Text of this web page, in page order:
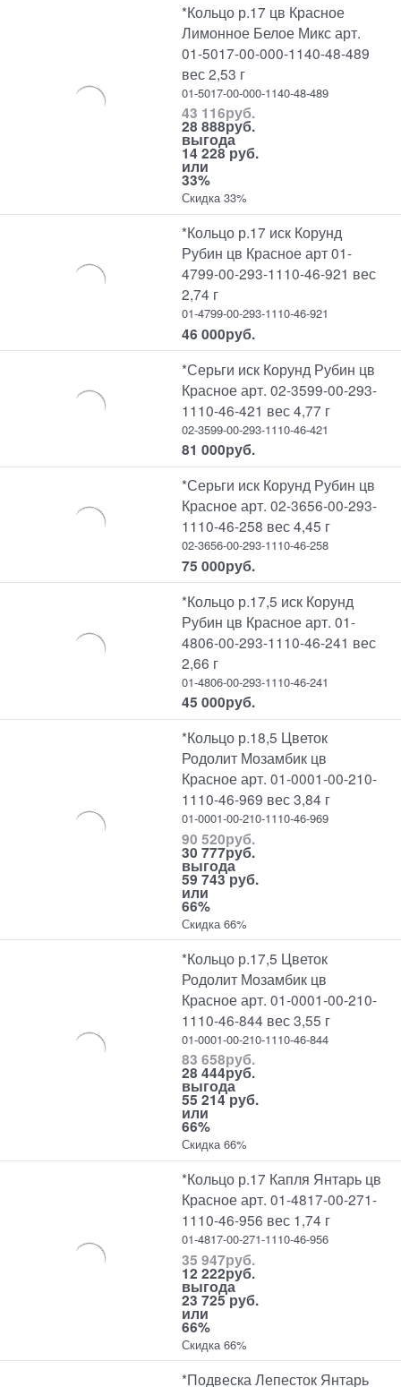
*Кольцо р.17 цв Красное
Лимонное Белое Микс арт.
01-5017-00-000-1140-48-489
вес 2,53 г
01-5017-00-000-1140-48-489
43 116руб.
28 888руб.
выгода
14 228 руб.
или
33%
Скидка 33%
*Кольцо р.17 иск Корунд
Рубин цв Красное арт 01-
4799-00-293-1110-46-921 вес
2,74 г
01-4799-00-293-1110-46-921
46 000руб.
*Серьги иск Корунд Рубин цв
Красное арт. 02-3599-00-293-
1110-46-421 вес 4,77 г
02-3599-00-293-1110-46-421
81 000руб.
*Серьги иск Корунд Рубин цв
Красное арт. 02-3656-00-293-
1110-46-258 вес 4,45 г
02-3656-00-293-1110-46-258
75 000руб.
*Кольцо р.17,5 иск Корунд
Рубин цв Красное арт. 01-
4806-00-293-1110-46-241 вес
2,66 г
01-4806-00-293-1110-46-241
45 000руб.
*Кольцо р.18,5 Цветок
Родолит Мозамбик цв
Красное арт. 01-0001-00-210-
1110-46-969 вес 3,84 г
01-0001-00-210-1110-46-969
90 520руб.
30 777руб.
выгода
59 743 руб.
или
66%
Скидка 66%
*Кольцо р.17,5 Цветок
Родолит Мозамбик цв
Красное арт. 01-0001-00-210-
1110-46-844 вес 3,55 г
01-0001-00-210-1110-46-844
83 658руб.
28 444руб.
выгода
55 214 руб.
или
66%
Скидка 66%
*Кольцо р.17 Капля Янтарь цв
Красное арт. 01-4817-00-271-
1110-46-956 вес 1,74 г
01-4817-00-271-1110-46-956
35 947руб.
12 222руб.
выгода
23 725 руб.
или
66%
Скидка 66%
*Подвеска Лепесток Янтарь